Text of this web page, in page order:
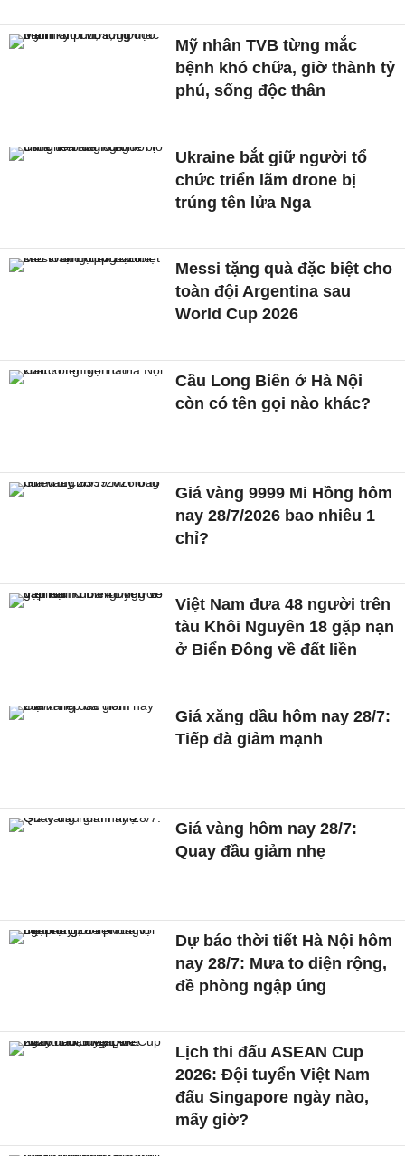
Mỹ nhân TVB từng mắc
bệnh khó chữa, giờ thành tỷ
phú, sống độc thân
Ukraine bắt giữ người tổ
chức triển lãm drone bị
trúng tên lửa Nga
Messi tặng quà đặc biệt cho
toàn đội Argentina sau
World Cup 2026
Cầu Long Biên ở Hà Nội
còn có tên gọi nào khác?
Giá vàng 9999 Mi Hồng hôm
nay 28/7/2026 bao nhiêu 1
chỉ?
Việt Nam đưa 48 người trên
tàu Khôi Nguyên 18 gặp nạn
ở Biển Đông về đất liền
Giá xăng dầu hôm nay 28/7:
Tiếp đà giảm mạnh
Giá vàng hôm nay 28/7:
Quay đầu giảm nhẹ
Dự báo thời tiết Hà Nội hôm
nay 28/7: Mưa to diện rộng,
đề phòng ngập úng
Lịch thi đấu ASEAN Cup
2026: Đội tuyển Việt Nam
đấu Singapore ngày nào,
mấy giờ?